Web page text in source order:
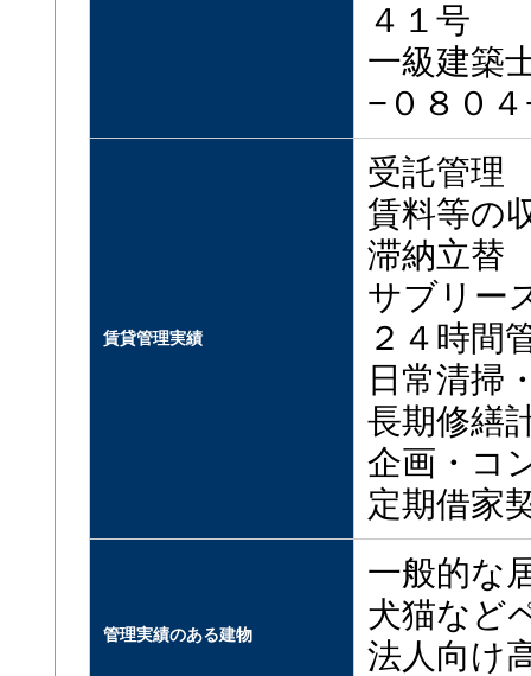
４１号
一級建築
−０８０
賃貸管理実績
受託管理
賃料等の
滞納立替
サブリー
２４時間
日常清掃
長期修繕
企画・コ
定期借家
管理実績のある建物
一般的な
犬猫など
法人向け